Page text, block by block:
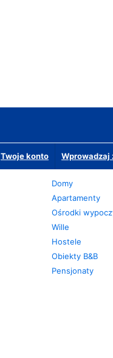
Twoje konto Wprowadzaj
Domy
Apartamenty
Ośrodki
Wille
Hostele
Obiekty B&B
Pensjonaty